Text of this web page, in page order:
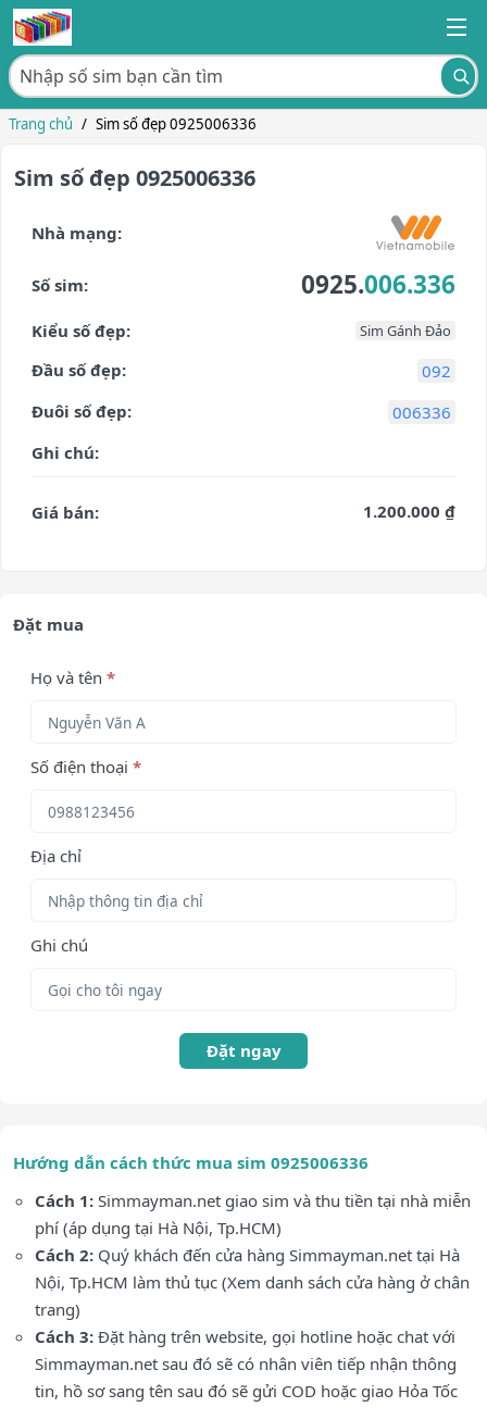
Trang chủ / Sim số đẹp 0925006336
Sim số đẹp 0925006336
Nhà mạng:
Số sim: 0925.006.336
Kiểu số đẹp: Sim Gánh Đảo
Đầu số đẹp:
092
Đuôi số đẹp:
006336
Ghi chú:
Giá bán: 1.200.000 ₫
Đặt mua
Họ và tên *
Số điện thoại *
Địa chỉ
Ghi chú
Đặt ngay
Hướng dẫn cách thức mua sim 0925006336
Cách 1: Simmayman.net giao sim và thu tiền tại nhà miễn
phí (áp dụng tại Hà Nội, Tp.HCM)
Cách 2: Quý khách đến cửa hàng Simmayman.net tại Hà
Nội, Tp.HCM làm thủ tục (Xem danh sách cửa hàng ở chân
trang)
Cách 3: Đặt hàng trên website, gọi hotline hoặc chat với
Simmayman.net sau đó sẽ có nhân viên tiếp nhận thông
tin, hồ sơ sang tên sau đó sẽ gửi COD hoặc giao Hỏa Tốc